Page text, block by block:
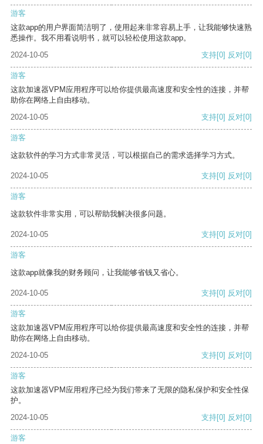
游客
这款app的用户界面简洁明了，使用起来非常容易上手，让我能够快速熟
悉操作。我不用看说明书，就可以轻松使用这款app。
2024-10-05
支持[0] 反对[0]
游客
这款加速器VPM应用程序可以给你提供最高速度和安全性的连接，并帮
助你在网络上自由移动。
2024-10-05
支持[0] 反对[0]
游客
这款软件的学习方式非常灵活，可以根据自己的需求选择学习方式。
2024-10-05 支持[0] 反对[0]
游客
这款软件非常实用，可以帮助我解决很多问题。
2024-10-05 支持[0] 反对[0]
游客
这款app就像我的财务顾问，让我能够省钱又省心。
2024-10-05 支持[0] 反对[0]
游客
这款加速器VPM应用程序可以给你提供最高速度和安全性的连接，并帮
助你在网络上自由移动。
2024-10-05
支持[0] 反对[0]
游客
这款加速器VPM应用程序已经为我们带来了无限的隐私保护和安全性保
护。
2024-10-05
支持[0] 反对[0]
游客